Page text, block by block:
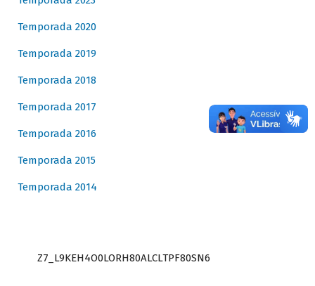
Temporada 2020
Temporada 2019
Temporada 2018
Temporada 2017
Temporada 2016
Temporada 2015
Temporada 2014
Z7_L9KEH4O0LORH80ALCLTPF80SN6